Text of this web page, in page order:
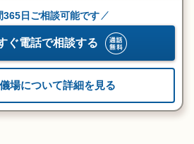
365日ご相談可能です
ぐ電話で相談する
場について詳細を見る